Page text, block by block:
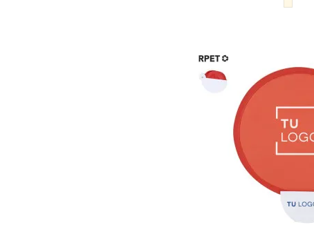
Natural